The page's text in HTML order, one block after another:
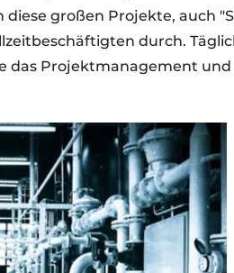
großen Projekte, auch
durch.
das Projektmanagement